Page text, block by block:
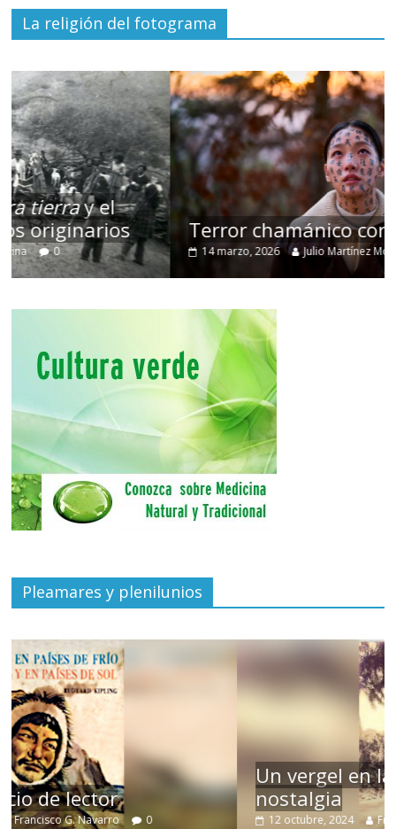
La religión del fotograma
Terror chamánico coreano
14 marzo, 2026 Julio Martínez Molina 0
Pleamares y plenilunios
Un vergel en las nieblas de la
nostalgia
12 octubre, 2024 Francisco G. Navarro 0